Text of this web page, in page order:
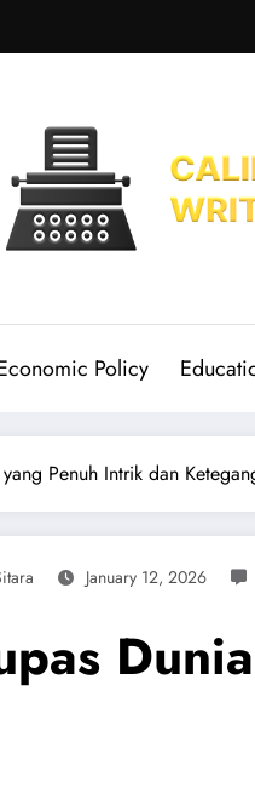
Policy
Penuh Intrik dan
January 12, 2026